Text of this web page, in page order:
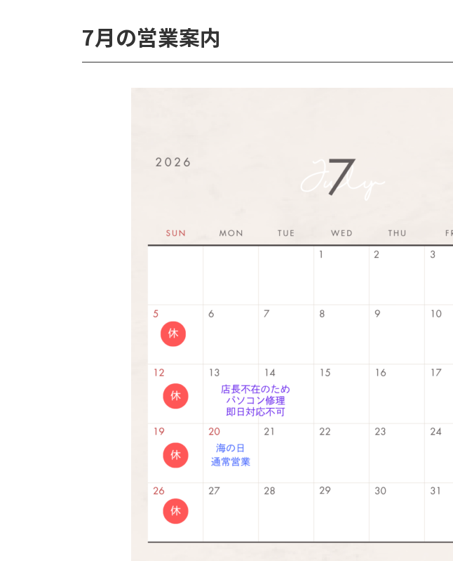
7月の営業案内